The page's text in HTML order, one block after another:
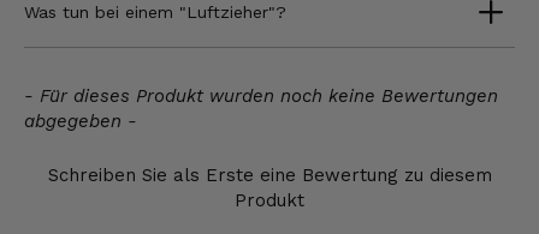
Was tun bei einem "Luftzieher"?
- Für dieses Produkt wurden noch keine Bewertungen
abgegeben -
Schreiben Sie als Erste eine Bewertung zu diesem
Produkt
New content loaded